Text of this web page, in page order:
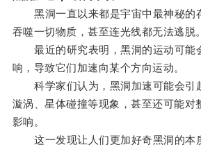
黑洞一直以来都是宇宙中最神秘的
吞噬一切物质，甚至连光线都无法逃脱。
最近的研究表明，黑洞的运动可能
响，导致它们加速向某个方向运动。
科学家们认为，黑洞加速可能会引
漩涡、星体碰撞等现象，甚至还可能对
影响。
这一发现让人们更加好奇黑洞的本